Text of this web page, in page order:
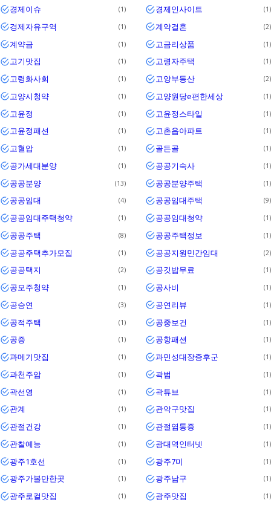
경제이슈 1 경제인사이트 1
경제자유구역 1 계약결혼 2
계약금 1 고금리상품 1
고기맛집 1 고령자주택 1
고령화사회 1 고양부동산 2
고양시청약 1 고양원당e편한세상 1
고윤정 1 고윤정스타일 1
고윤정패션 1 고촌읍아파트 1
고혈압 1 골든골 1
공가세대분양 1 공공기숙사 1
공공분양 13 공공분양주택 1
공공임대 4 공공임대주택 9
공공임대주택청약 1 공공임대청약 1
공공주택 8 공공주택정보 1
공공주택추가모집 1 공공지원민간임대 2
공공택지 2 공깃밥무료 1
공모주청약 1 공사비 1
공승연 3 공연리뷰 1
공적주택 1 공중보건 1
공증 1 공항패션 1
과메기맛집 1 과민성대장증후군 1
과천주암 1 곽범 1
곽선영 1 곽튜브 1
관계 1 관악구맛집 1
관절건강 1 관절염통증 1
관찰예능 1 광대역인터넷 1
광주1호선 1 광주7미 1
광주가볼만한곳 1 광주남구 1
광주로컬맛집 1 광주맛집 1